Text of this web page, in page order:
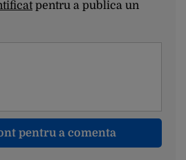
pentru a publica un
pentru a comenta